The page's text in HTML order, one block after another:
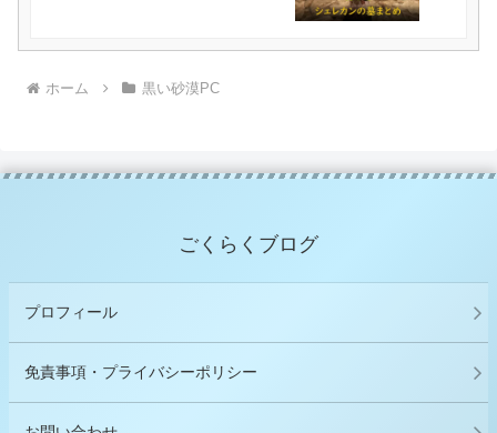
ホーム 黒い砂漠PC
ごくらくブログ
プロフィール
免責事項・プライバシーポリシー